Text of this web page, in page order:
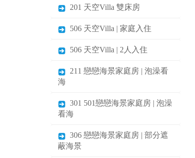
201 天空Villa 雙床房
506 天空Villa | 家庭入住
506 天空Villa | 2人入住
211 戀戀海景家庭房 | 泡澡看
海
301 501戀戀海景家庭房 | 泡澡
看海
306 戀戀海景家庭房 | 部分遮
蔽海景